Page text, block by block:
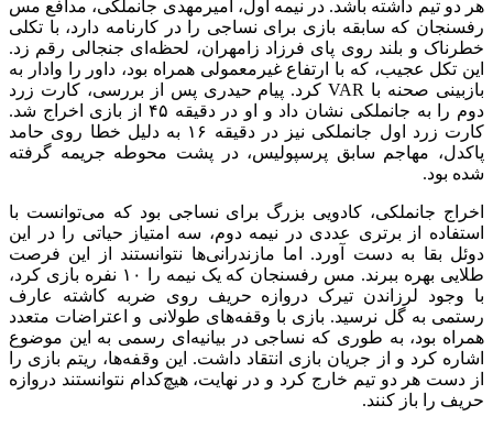
هر دو تیم داشته باشد. در نیمه اول، امیرمهدی جانملکی، مدافع مس
رفسنجان که سابقه بازی برای نساجی را در کارنامه دارد، با تکلی
خطرناک و بلند روی پای فرزاد زامهران، لحظه‌ای جنجالی رقم زد.
این تکل عجیب، که با ارتفاع غیرمعمولی همراه بود، داور را وادار به
بازبینی صحنه با VAR کرد. پیام حیدری پس از بررسی، کارت زرد
دوم را به جانملکی نشان داد و او در دقیقه ۴۵ از بازی اخراج شد.
کارت زرد اول جانملکی نیز در دقیقه ۱۶ به دلیل خطا روی حامد
پاکدل، مهاجم سابق پرسپولیس، در پشت محوطه جریمه گرفته
شده بود.
اخراج جانملکی، کادویی بزرگ برای نساجی بود که می‌توانست با
استفاده از برتری عددی در نیمه دوم، سه امتیاز حیاتی را در این
دوئل بقا به دست آورد. اما مازندرانی‌ها نتوانستند از این فرصت
طلایی بهره ببرند. مس رفسنجان که یک نیمه را ۱۰ نفره بازی کرد،
با وجود لرزاندن تیرک دروازه حریف روی ضربه کاشته عارف
رستمی به گل نرسید. بازی با وقفه‌های طولانی و اعتراضات متعدد
همراه بود، به طوری که نساجی در بیانیه‌ای رسمی به این موضوع
اشاره کرد و از جریان بازی انتقاد داشت. این وقفه‌ها، ریتم بازی را
از دست هر دو تیم خارج کرد و در نهایت، هیچ‌کدام نتوانستند دروازه
حریف را باز کنند.